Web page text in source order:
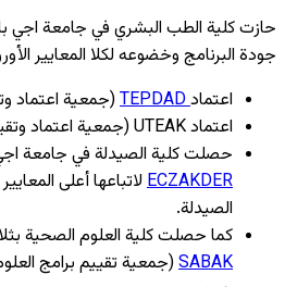
حازت كلية الطب البشري في جامعة اجي
جودة البرنامج وخضوعه لكلا المعايير
اعتمادTEPDAD(جمعية اعتماد
اعتماد UTEAK (جمعية اعتماد وتقييم برامج الطب الدولية).
حصلت كلية الصيدلة في جامعة
ECZAKDER لاتباعها أعلى
الصيدلة.
كما حصلت كلية العلوم الصحية
SABAK(جمعية تقييم برامج